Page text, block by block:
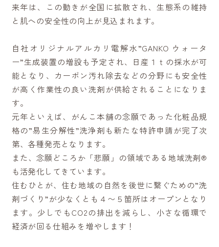
来年は、この動きが全国に拡散され、生態系の維持
と肌への安全性の向上が見込まれます。
自社オリジナルアルカリ電解水”GANKO ウォータ
ー”生成装置の増設も予定され、日産１ｔの採水が可
能となり、カーボン汚れ除去などの分野にも安全性
が高く作業性の良い洗剤が供給されることになりま
す。
元年といえば、がんこ本舗の念願であった化粧品規
格の”易生分解性”洗浄剤も新たな特許申請が完了次
第、各種発売となります。
また、念願どころか「悲願」の領域である地域洗剤®
も活発化してきています。
住むひとが、住む地域の自然を後世に繋ぐための”洗
剤づくり”が少なくとも４〜５箇所はオープンとなり
ます。少しでもCO2の排出を減らし、小さな循環で
経済が回る仕組みを増やします！